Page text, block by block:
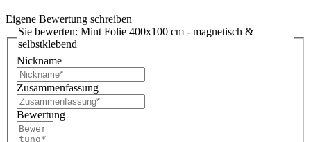
Eigene Bewertung schreiben
Sie bewerten: Mint Folie 400x100 cm - magnetisch &
selbstklebend
Nickname
Zusammenfassung
Bewertung